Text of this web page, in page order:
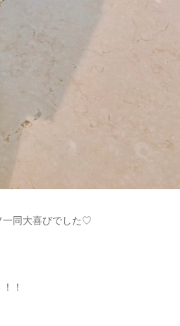
一同大喜びでした♡
！